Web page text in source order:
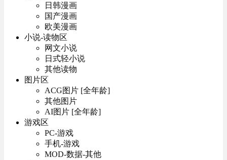
日韩漫画
国产漫画
欧美漫画
小说-读物区
网文小说
日式轻小说
其他读物
图片区
ACG图片 [全年龄]
其他图片
AI图片 [全年龄]
游戏区
PC-游戏
手机-游戏
MOD-数据-其他